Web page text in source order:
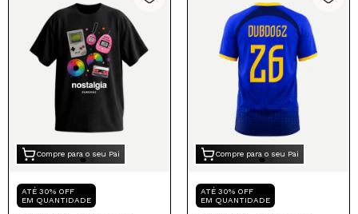
Compre para o seu Pai
ATÉ 30% OFF
EM QUANTIDADE
Compre para o seu Pai
ATÉ 30% OFF
EM QUANTIDADE